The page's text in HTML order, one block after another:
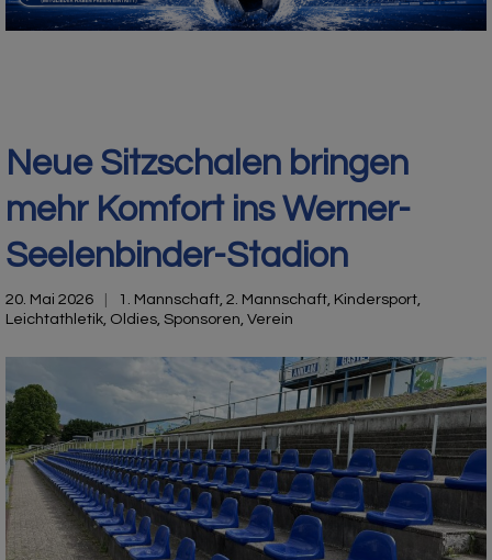
Neue Sitzschalen bringen
mehr Komfort ins Werner-
Seelenbinder-Stadion
20. Mai 2026 1. Mannschaft 2. Mannschaft Kindersport
Leichtathletik Oldies Sponsoren Verein